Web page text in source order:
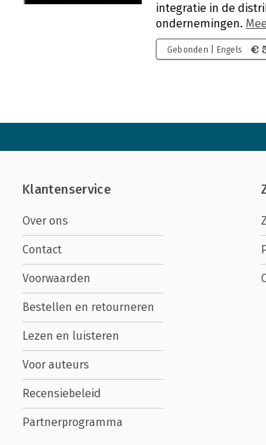
integratie in de
ondernemingen.
Gebonden | Engels €
Klantenservice
Over ons
Contact
Voorwaarden
Bestellen en retourneren
Lezen en luisteren
Voor auteurs
Recensiebeleid
Partnerprogramma